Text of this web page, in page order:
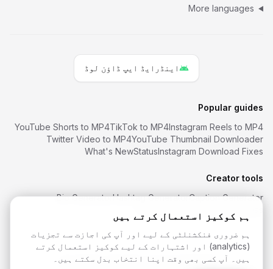
More languages
اینڈرایڈ ایپ ڈاؤن لوڈ
Popular guides
Instagram Reels to MP4
TikTok to MP4
YouTube Shorts to MP4
YouTube Thumbnail Downloader
Twitter Video to MP4
Instagram Download Fixes
Status
What's New
Creator tools
Caption Generator
Hashtag Generator
Bio Generator
©
2026
SaveReels. All rights reserved.
ہم کوکیز استعمال کرتے ہیں
ہم ضروری فنکشنلٹی کے لیے اور آپ کی اجازت سے تجزیات
(analytics) اور اشتہارات کے لیے کوکیز استعمال کرتے
ہیں۔ آپ کسی بھی وقت اپنا انتخاب بدل سکتے ہیں۔